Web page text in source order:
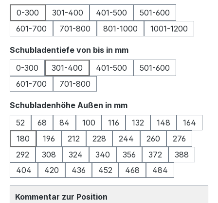
0-300
301-400 401-500
501-600
601-700
701-800 801-1000 1001-1200
Schubladentiefe von bis in mmauswählen
0-300
301-400 401-500
501-600
601-700
701-800
Schubladenhöhe Außen in mmauswählen
52
68 84 100 116 132 148
164
180
196 212 228 244 260
276
292
308 324 340 356 372
388
404
420 436 452 468 484
Kommentar zur Position